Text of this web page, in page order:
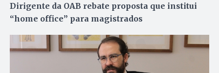
Dirigente da OAB rebate proposta que institui
“home office” para magistrados